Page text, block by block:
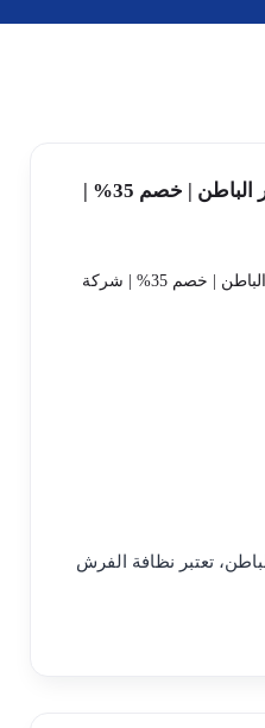
شركة غسيل فرشات بحفر الباطن | خصم 35% |
تعتبر نظافة الفرش